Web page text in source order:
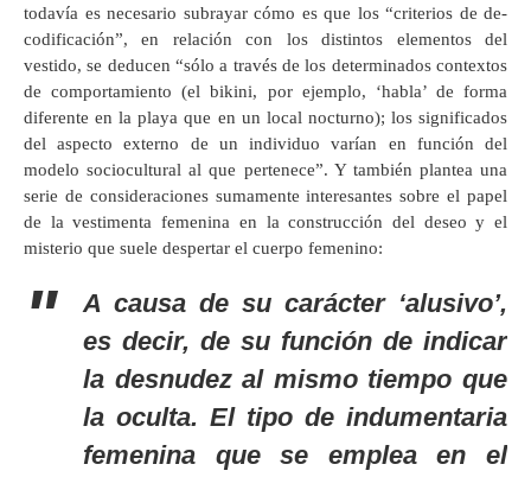
todavía es necesario subrayar cómo es que los “criterios de de-
codificación”, en relación con los distintos elementos del
vestido, se deducen “sólo a través de los determinados contextos
de comportamiento (el bikini, por ejemplo, ‘habla’ de forma
diferente en la playa que en un local nocturno); los significados
del aspecto externo de un individuo varían en función del
modelo sociocultural al que pertenece”. Y también plantea una
serie de consideraciones sumamente interesantes sobre el papel
de la vestimenta femenina en la construcción del deseo y el
misterio que suele despertar el cuerpo femenino:
A causa de su carácter ‘alusivo’,
es decir, de su función de indicar
la desnudez al mismo tiempo que
la oculta. El tipo de indumentaria
femenina que se emplea en el